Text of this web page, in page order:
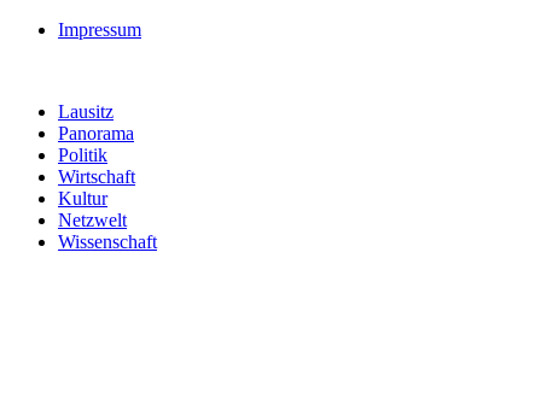
Impressum
Lausitz
Panorama
Politik
Wirtschaft
Kultur
Netzwelt
Wissenschaft